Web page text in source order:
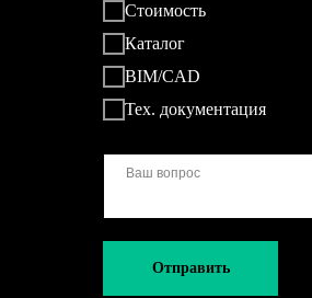
Стоимость
Каталог
BIM/CAD
Тех. документация
Отправить